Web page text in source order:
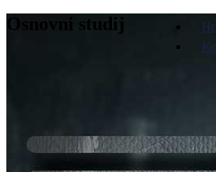
Osnovni studij